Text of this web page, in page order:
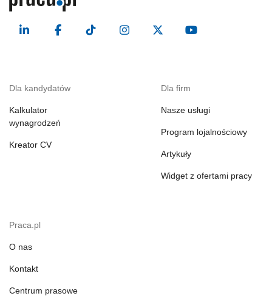
Dla kandydatów
Kalkulator
wynagrodzeń
Kreator CV
Dla firm
Nasze usługi
Program lojalnościowy
Artykuły
Widget z ofertami pracy
Praca.pl
O nas
Kontakt
Centrum prasowe